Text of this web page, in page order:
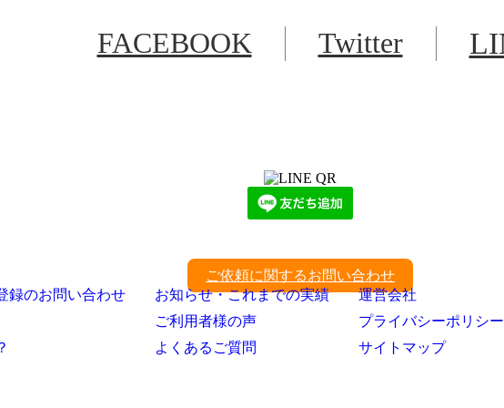
FACEBOOK Twitter
ご依頼に関するお問い合わせ
録のお問い合わせ
お知らせ・これまでの実績
ご利用者様の声
よくあるご質問
運営会社
プライバシーポリシー
サイトマップ